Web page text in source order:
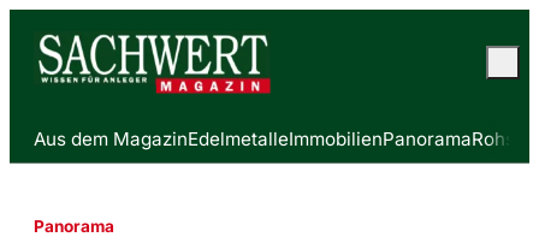
Aus dem MagazinEdelmetalleImmobilienPanorama
Panorama